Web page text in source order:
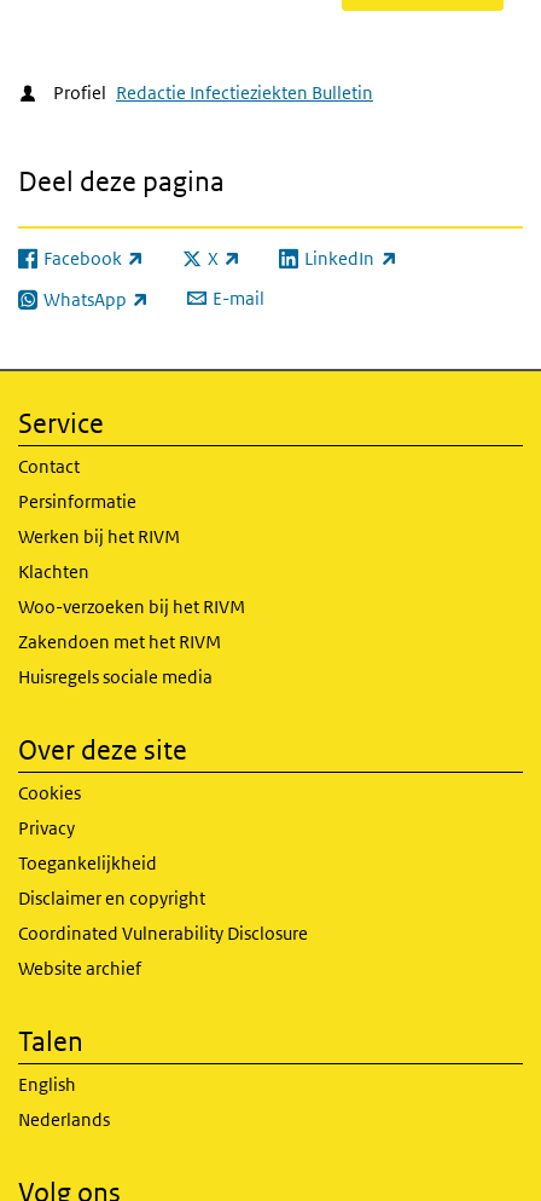
Profiel Redactie Infectieziekten Bulletin
Deel deze pagina
Facebook
(externe link) X
(externe link) LinkedIn
(externe link)
WhatsApp
(externe link) E-mail
Service
Contact
Persinformatie
Werken bij het RIVM
Klachten
Woo-verzoeken bij het RIVM
Zakendoen met het RIVM
Huisregels sociale media
Over deze site
Cookies
Privacy
Toegankelijkheid
Disclaimer en copyright
Coordinated Vulnerability Disclosure
Website archief
Talen
English
Nederlands
Volg ons